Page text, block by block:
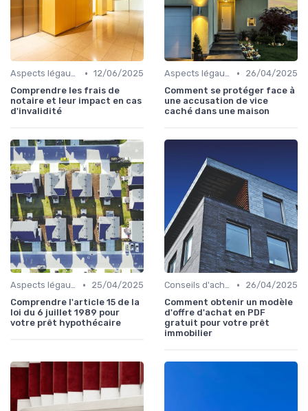
Aspects légaux et fiscaux • 12/06/2025
Comprendre les frais de
notaire et leur impact en cas
d'invalidité
Aspects légaux et fiscaux •
26/04/2025
Comment se protéger face à
une accusation de vice
caché dans une maison
Aspects légaux et fiscaux •
25/04/2025
Comprendre l'article 15 de la
loi du 6 juillet 1989 pour
votre prêt hypothécaire
Conseils d'achat immobilier •
26/04/2025
Comment obtenir un modèle
d'offre d'achat en PDF
gratuit pour votre prêt
immobilier